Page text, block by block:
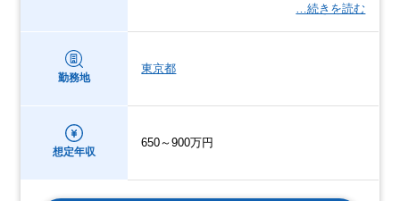
…続きを読む
勤務地
東京都
想定年収
650～900万円